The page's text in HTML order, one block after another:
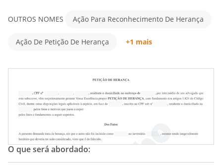
OUTROS NOMES Ação Para Reconhecimento De Herança
Ação De Petição De Herança +1 mais
O que será abordado: